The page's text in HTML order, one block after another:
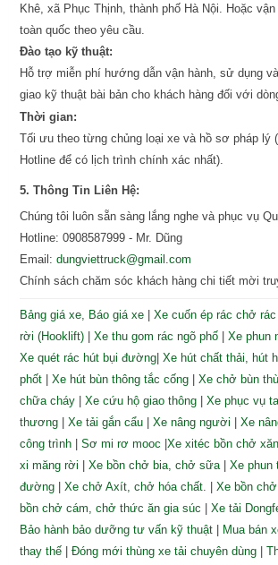
Khê, xã Phục Thịnh, thành phố Hà Nội. Hoặc
toàn quốc theo yêu cầu.
Đào tạo kỹ thuật:
Hỗ trợ miễn phí hướng dẫn vận hành, sử dụng
giao kỹ thuật bài bản cho khách hàng đối với
Thời gian:
Tối ưu theo từng chủng loại xe và hồ sơ pháp lý
Hotline để có lịch trình chính xác nhất).
5. Thông Tin Liên Hệ:
Chúng tôi luôn sẵn sàng lắng nghe và phục vụ
Hotline: 0908587999 - Mr. Dũng
Email: dungviettruck@gmail.com
Chính sách chăm sóc khách hàng chi tiết mời
Bảng giá xe, Báo giá xe Xe cuốn ép rác chở rác
rời (Hooklift)
Xe thu gom rác ngõ phố Xe phun
Xe quét rác hút bụi đường Xe hút chất thải, hút
phốt
Xe hút bùn thông tắc cống Xe chở bùn
chữa cháy
Xe cứu hộ giao thông Xe phục vụ
thương
Xe tải gắn cẩu Xe nâng người
Xe
công trình
Sơ mi rơ mooc Xe xitéc bồn chở
xi măng rời
Xe bồn chở bia, chở sữa| Xe
đường
Xe chở Axít, chở hóa chất. Xe bồn
bồn chở cám, chở thức ăn gia súc
Xe tải
Bảo hành bảo dưỡng tư vấn kỹ thuật
Mua bán
thay thế
Đóng mới thùng xe tải chuyên dùng